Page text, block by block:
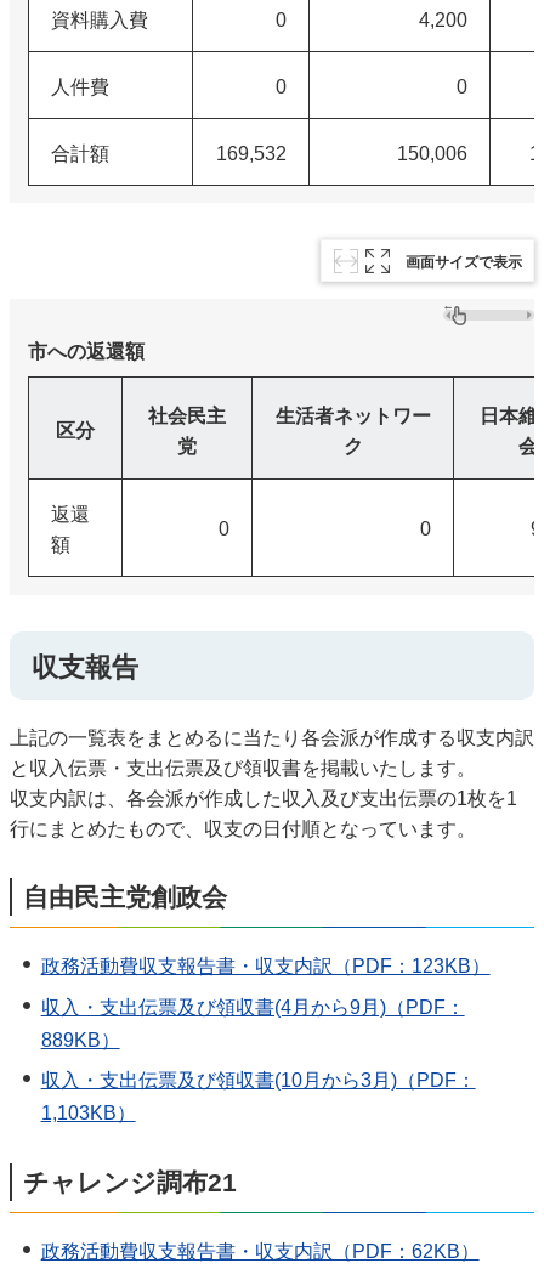
資料購入費 0 4,200
人件費 0 0
合計額 169,532 150,006
画面サイズで表示
市への返還額
区分
社会民主
党
生活者ネットワー
ク
日本維
会
返還
額
0 0
収支報告
上記の一覧表をまとめるに当たり各会派が作成する収支内訳
と収入伝票・支出伝票及び領収書を掲載いたします。
収支内訳は、各会派が作成した収入及び支出伝票の1枚を1
行にまとめたもので、収支の日付順となっています。
自由民主党創政会
政務活動費収支報告書・収支内訳（PDF：123KB）
収入・支出伝票及び領収書(4月から9月)（PDF：
889KB）
収入・支出伝票及び領収書(10月から3月)（PDF：
1,103KB）
チャレンジ調布21
政務活動費収支報告書・収支内訳（PDF：62KB）